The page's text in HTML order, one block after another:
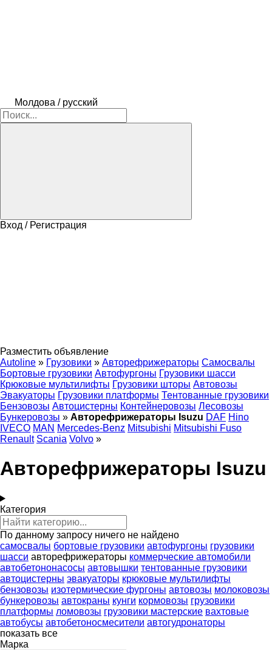
Молдова / русский
Вход / Регистрация
Разместить объявление
Autoline » Грузовики » Авторефрижераторы Самосвалы
Бортовые грузовики Автофургоны Грузовики шасси
Крюковые мультилифты Грузовики шторы Автовозы
Эвакуаторы Грузовики платформы Тентованные грузовики
Бензовозы Автоцистерны Контейнеровозы Лесовозы
Бункеровозы » Авторефрижераторы Isuzu DAF Hino
IVECO MAN Mercedes-Benz Mitsubishi Mitsubishi Fuso
Renault Scania Volvo »
Авторефрижераторы Isuzu
Категория
По данному запросу ничего не найдено
самосвалы бортовые грузовики автофургоны грузовики
шасси авторефрижераторы коммерческие автомобили
автобетононасосы автовышки тентованные грузовики
автоцистерны эвакуаторы крюковые мультилифты
бензовозы изотермические фургоны автовозы молоковозы
бункеровозы автокраны кунги кормовозы грузовики
платформы ломовозы грузовики мастерские вахтовые
автобусы автобетоносмесители автогудронаторы
показать все
Марка